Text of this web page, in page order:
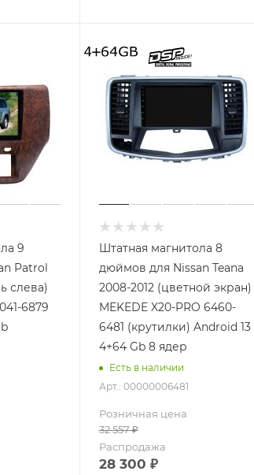
9
Patrol
слева)
6879
Штатная магнитола 8
дюймов для Nissan Teana
2008-2012 (цветной экран)
MEKEDE X20-PRO 6460-
6481 (крутилки) Android 13
4+64 Gb 8 ядер
Есть в наличии
Арт.: 00000006481
Розничная цена
32 557₽
Распродажа
28 300 ₽